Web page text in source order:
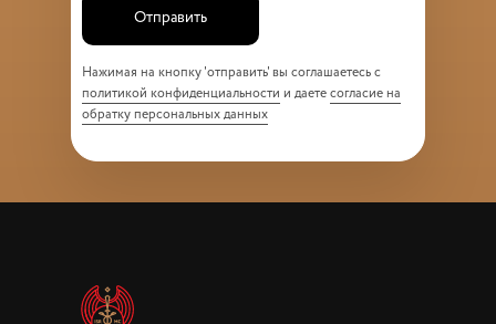
Отправить
Нажимая на кнопку 'отправить' вы соглашаетесь с
политикой конфиденциальности и даетесогласие на
обратку персональных данных